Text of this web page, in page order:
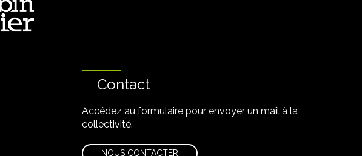
Contact
Accédez au formulaire pour envoyer un mail à la
collectivité.
NOUS CONTACTER